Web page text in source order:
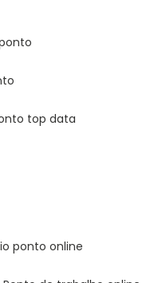
top data
ponto online